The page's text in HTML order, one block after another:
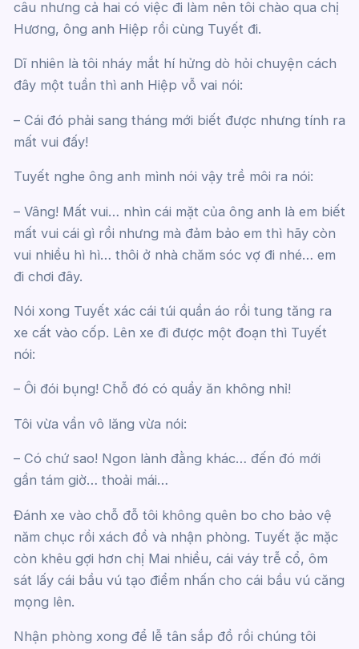
câu nhưng cả hai có việc đi làm nên tôi chào qua chị
Hương, ông anh Hiệp rồi cùng Tuyết đi.
Dĩ nhiên là tôi nháy mắt hí hửng dò hỏi chuyện cách
đây một tuần thì anh Hiệp vỗ vai nói:
– Cái đó phải sang tháng mới biết được nhưng tính ra
mất vui đấy!
Tuyết nghe ông anh mình nói vậy trề môi ra nói:
– Vâng! Mất vui… nhìn cái mặt của ông anh là em biết
mất vui cái gì rồi nhưng mà đảm bảo em thì hãy còn
vui nhiều hì hì… thôi ở nhà chăm sóc vợ đi nhé… em
đi chơi đây.
Nói xong Tuyết xác cái túi quần áo rồi tung tăng ra
xe cất vào cốp. Lên xe đi được một đoạn thì Tuyết
nói:
– Ôi đói bụng! Chỗ đó có quầy ăn không nhỉ!
Tôi vừa vần vô lăng vừa nói:
– Có chứ sao! Ngon lành đằng khác… đến đó mới
gần tám giờ… thoải mái…
Đánh xe vào chỗ đỗ tôi không quên bo cho bảo vệ
năm chục rồi xách đồ và nhận phòng. Tuyết ặc mặc
còn khêu gợi hơn chị Mai nhiều, cái váy trễ cổ, ôm
sát lấy cái bầu vú tạo điểm nhấn cho cái bầu vú căng
mọng lên.
Nhận phòng xong để lễ tân sắp đồ rồi chúng tôi